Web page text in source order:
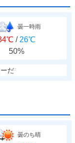
曇一時雨
/ 26℃
50%
だ
曇のち晴